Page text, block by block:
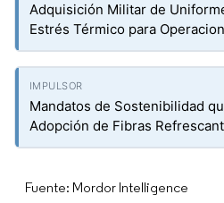
Adquisición Militar de
Estrés Térmico para
Mandatos de Sostenibilidad
Adopción de Fibras
Fuente: Mordor Intelligence